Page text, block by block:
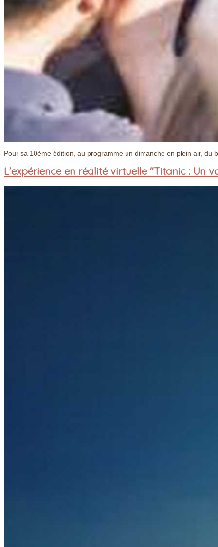
Pour sa 10ème édition, au programme un dimanche en plein air,
L’expérience en réalité virtuelle "Titanic : Un